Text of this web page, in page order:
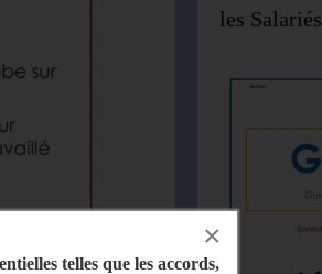
telles que les accords,
×
les Salariés